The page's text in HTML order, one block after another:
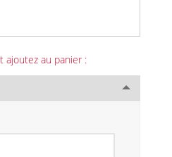
ajoutez au panier :